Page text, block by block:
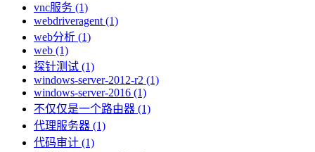
vnc服务 (1)
webdriveragent (1)
web分析 (1)
web (1)
探针测试 (1)
windows-server-2012-r2 (1)
windows-server-2016 (1)
不仅仅是一个路由器 (1)
代理服务器 (1)
代码审计 (1)